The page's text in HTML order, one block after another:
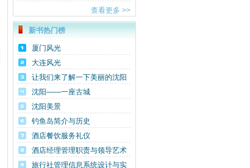
查看更多 >>
新书热门榜
厦门风光
大连风光
让我们来了解一下美丽的沈阳
沈阳——一座古城
沈阳美景
钓鱼岛简介与历史
酒店餐饮服务礼仪
酒店经理管理职责与领导艺术
旅行社管理信息系统设计与实